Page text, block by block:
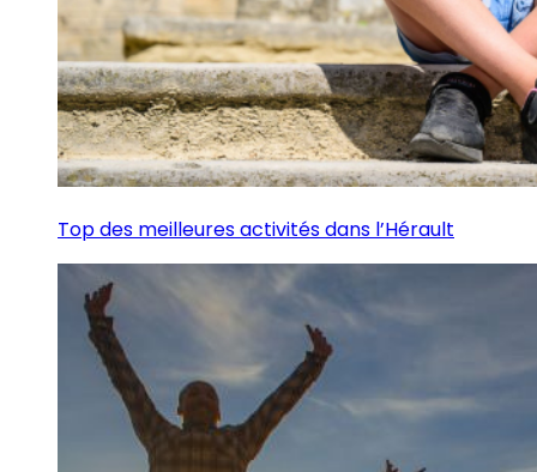
Top des meilleures activités dans l’Hérault